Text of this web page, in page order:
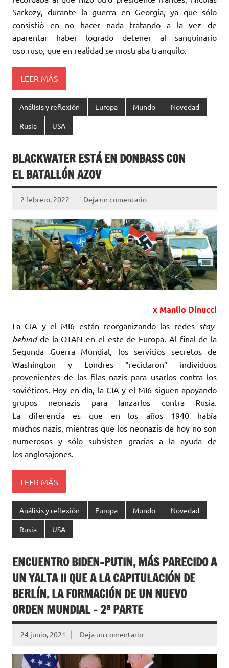
Sarkozy, durante la guerra en Georgia, ya que sólo
‎consistió en no hacer nada tratando a la vez de
aparentar haber logrado detener al sanguinario
‎oso ruso, que en realidad se mostraba tranquilo. ‎
LEER MÁS
Análisis y reflexión Europa Mundo Novedad
Rusia USA
BLACKWATER ESTÁ EN DONBASS CON
EL BATALLÓN AZOV
2 febrero, 2022 Deja un comentario
x Manlio Dinucci
La CIA y el MI6 están reorganizando las redes stay-
behindde la OTAN en el este ‎de Europa. Al final de la
Segunda Guerra Mundial, los servicios secretos de
‎Washington y Londres “reciclaron” individuos
provenientes de las filas nazis para ‎usarlos contra los
soviéticos. Hoy en día, la CIA y el MI6 siguen apoyando
grupos ‎neonazis para lanzarlos contra Rusia.
La diferencia es que en los años 1940 había
‎muchos nazis, mientras que los neonazis de hoy no son
numerosos y sólo subsisten ‎gracias a la ayuda de
los anglosajones. ‎
LEER MÁS
Análisis y reflexión Europa Mundo Novedad
Rusia USA
ENCUENTRO BIDEN-PUTIN, MÁS PARECIDO A
‎UN YALTA II QUE A LA CAPITULACIÓN ‎DE
BERLÍN‎. LA FORMACIÓN DE UN NUEVO
ORDEN MUNDIAL – 2ª PARTE
24 junio, 2021 Deja un comentario